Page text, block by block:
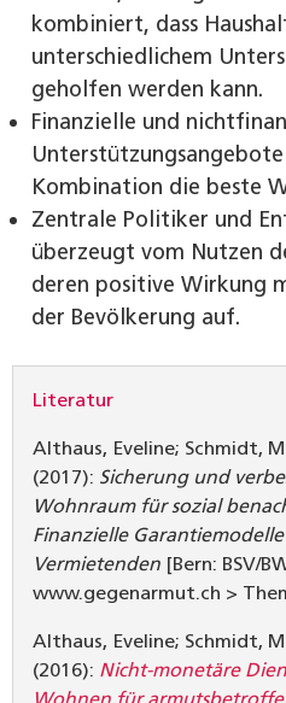
kombiniert, dass
unterschiedlichem
geholfen werden kann.
Finanzielle und
Kombination die beste
Zentrale Politiker und
überzeugt vom Nutzen
deren positive Wirkung
der Bevölkerung auf.
Literatur
Althaus, Eveline; Schmidt,
(2017): Sicherung und
Wohnraum für sozial
Finanzielle
Vermietenden [Bern: BSV/
www.gegenarmut.ch >
Althaus, Eveline; Schmidt,
(2016): Nicht-monetäre